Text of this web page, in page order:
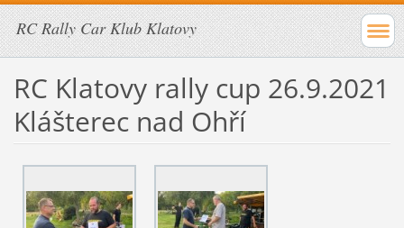
RC Rally Car Klub Klatovy
RC Klatovy rally cup 26.9.2021
Klášterec nad Ohří